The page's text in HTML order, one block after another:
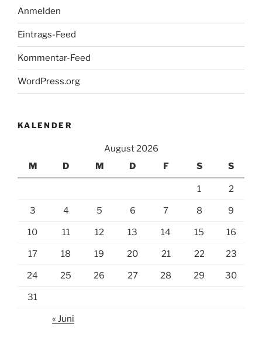
Anmelden
Eintrags-Feed
Kommentar-Feed
WordPress.org
KALENDER
August 2026
M
D M D F S S
1 2
3 4 5 6 7 8 9
10 11 12 13 14 15 16
17 18 19 20 21 22 23
24 25 26 27 28 29 30
31
« Juni